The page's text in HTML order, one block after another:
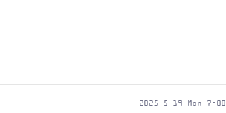
2025.5.19 Mon 7:00